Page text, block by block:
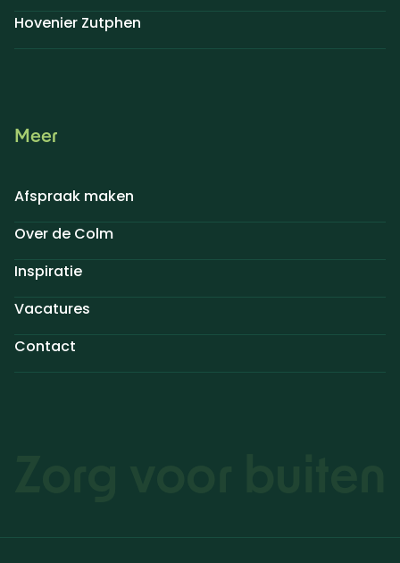
Hovenier Zutphen
Meer
Afspraak maken
Over de Colm
Inspiratie
Vacatures
Contact